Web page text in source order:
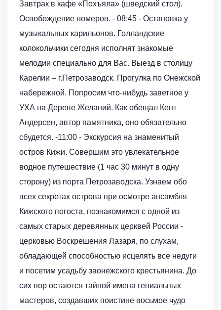
Завтрак в кафе «Похъяла» (шведский стол).
Освобождение номеров. - 08:45 - Остановка у
музыкальных карильонов. Голландские
колокольчики сегодня исполнят знакомые
мелодии специально для Вас. Выезд в столицу
Карелии – г.Петрозаводск. Прогулка по Онежской
набережной. Попросим что-нибудь заветное у
УХА на Дереве Желаний. Как обещал Кент
Андерсен, автор памятника, оно обязательно
сбудется. -11:00 - Экскурсия на знаменитый
остров Кижи. Совершим это увлекательное
водное путешествие (1 час 30 минут в одну
сторону) из порта Петрозаводска. Узнаем обо
всех секретах острова при осмотре ансамбля
Кижского погоста, познакомимся с одной из
самых старых деревянных церквей России -
церковью Воскрешения Лазаря, по слухам,
обладающей способностью исцелять все недуги
и посетим усадьбу заонежского крестьянина. До
сих пор остаются тайной имена гениальных
мастеров, создавших поистине восьмое чудо